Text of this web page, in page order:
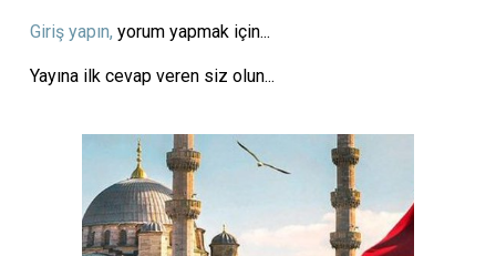
Giriş yapın, yorum yapmak için...
Yayına ilk cevap veren siz olun...